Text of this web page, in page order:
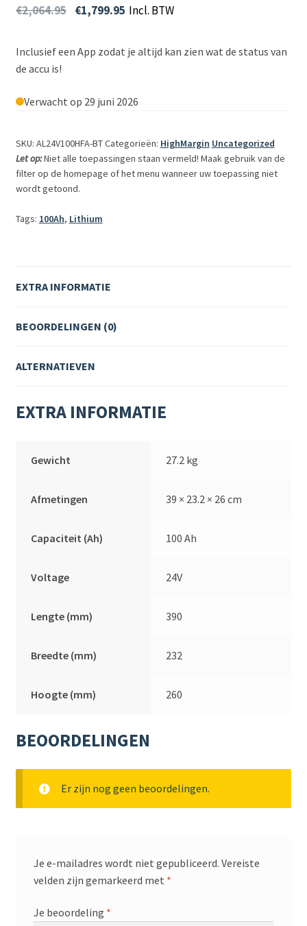
€2,064.95 €1,799.95 Incl. BTW
Inclusief een App zodat je altijd kan zien wat de status van
de accu is!
Verwacht op 29 juni 2026
SKU: AL24V100HFA-BTCategorieën: HighMargin Uncategorized
Let op:Niet alle toepassingen staan vermeld! Maak gebruik van de
filter op de homepage of het menu wanneer uw toepassing niet
wordt getoond.
Tags: 100Ah, Lithium
EXTRA INFORMATIE
BEOORDELINGEN (0)
ALTERNATIEVEN
EXTRA INFORMATIE
Gewicht 27.2 kg
Afmetingen 39 × 23.2 × 26 cm
Capaciteit (Ah) 100 Ah
Voltage 24V
Lengte (mm) 390
Breedte (mm) 232
Hoogte (mm) 260
BEOORDELINGEN
Er zijn nog geen beoordelingen.
Je e-mailadres wordt niet gepubliceerd. Vereiste
velden zijn gemarkeerd met *
Je beoordeling *